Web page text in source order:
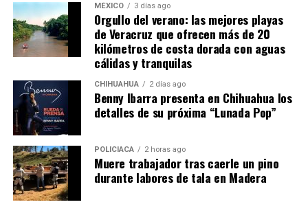
MÉXICO 3 días ago
Orgullo del verano: las mejores playas
de Veracruz que ofrecen más de 20
kilómetros de costa dorada con aguas
cálidas y tranquilas
CHIHUAHUA 2 días ago
Benny Ibarra presenta en Chihuahua los
detalles de su próxima “Lunada Pop”
POLICIACA 2 horas ago
Muere trabajador tras caerle un pino
durante labores de tala en Madera